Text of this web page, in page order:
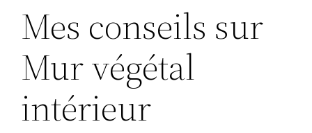
Mes conseils sur
Mur végétal
intérieur